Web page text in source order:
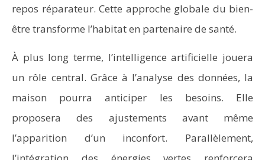
repos réparateur. Cette approche globale du bien-
être transforme l’habitat en partenaire de santé.
À plus long terme, l’intelligence artificielle jouera
un rôle central. Grâce à l’analyse des données, la
maison pourra anticiper les besoins. Elle
proposera des ajustements avant même
l’apparition d’un inconfort. Parallèlement,